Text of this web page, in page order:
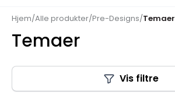
Hjem/Alle produkter/Pre-Designs/Temaer
Temaer
Vis filtre